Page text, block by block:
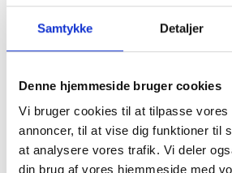
Samtykke Detaljer
Denne hjemmeside bruger cookies
Vi bruger cookies til at tilpasse vores
annoncer, til at vise dig funktioner til
at analysere vores trafik. Vi deler
din brug af vores hjemmeside med
passepartout
vælge
Hver farve har sine styrker og